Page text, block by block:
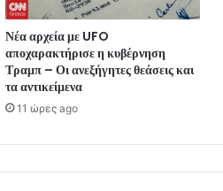
Νέα αρχεία με UFO
αποχαρακτήρισε η κυβέρνηση
Τραμπ – Οι ανεξήγητες θεάσεις και
τα αντικείμενα
11 ώρες ago